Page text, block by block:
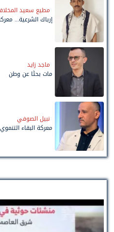
مطيع سعيد
إرباك الشرعية...
ماجد زايد
مات بحثًا عن وطن
نبيل الصوفي
معركة البقاء